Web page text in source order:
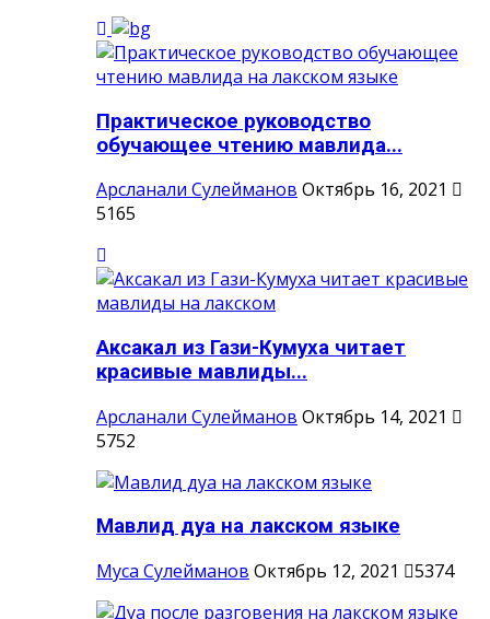
Практическое руководство
обучающее чтению мавлида...
Арсланали Сулейманов Октябрь 16, 2021
5165
Аксакал из Гази-Кумуха читает
красивые мавлиды...
Арсланали Сулейманов Октябрь 14, 2021
5752
Мавлид дуа на лакском языке
Муса Сулейманов Октябрь 12, 2021 5374